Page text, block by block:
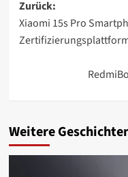
Zurück:
Xiaomi 15s Pro
Weitere